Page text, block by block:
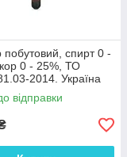
побутовий, спирт 0 -
0 - 25%, ТО
2014. Україна
відправки